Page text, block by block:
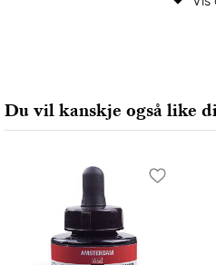
Du vil kanskje også like